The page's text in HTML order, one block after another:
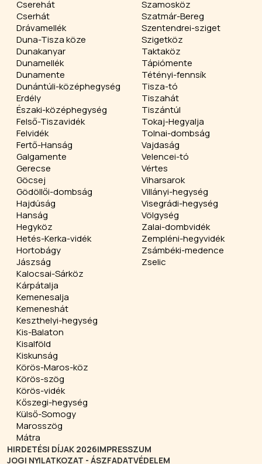
Cserehát
Cserhát
Drávamellék
Duna-Tisza köze
Dunakanyar
Dunamellék
Dunamente
Dunántúli-középhegység
Erdély
Északi-középhegység
Felső-Tiszavidék
Felvidék
Fertő-Hanság
Galgamente
Gerecse
Göcsej
Gödöllői-dombság
Hajdúság
Hanság
Hegyköz
Hetés-Kerka-vidék
Hortobágy
Jászság
Kalocsai-Sárköz
Kárpátalja
Kemenesalja
Kemeneshát
Keszthelyi-hegység
Kis-Balaton
Kisalföld
Kiskunság
Körös-Maros-köz
Körös-szög
Körös-vidék
Kőszegi-hegység
Külső-Somogy
Marosszög
Mátra
Szamosköz
Szatmár-Bereg
Szentendrei-sziget
Szigetköz
Taktaköz
Tápiómente
Tétényi-fennsík
Tisza-tó
Tiszahát
Tiszántúl
Tokaj-Hegyalja
Tolnai-dombság
Vajdaság
Velencei-tó
Vértes
Viharsarok
Villányi-hegység
Visegrádi-hegység
Völgység
Zalai-dombvidék
Zempléni-hegyvidék
Zsámbéki-medence
Zselic
HIRDETÉSI DÍJAK 2026IMPRESSZUM
JOGI NYILATKOZAT - ÁSZFADATVÉDELEM